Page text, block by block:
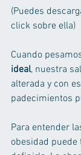
(Puedes
click sobre ella)
Cuando
ideal, nuestra
alterada y con
padecimientos
Para entender
obesidad puede